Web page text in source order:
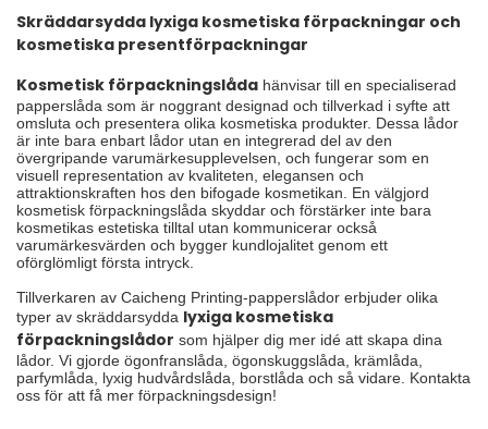
Skräddarsydda lyxiga kosmetiska förpackningar och
kosmetiska presentförpackningar
Kosmetisk förpackningslåda hänvisar till en specialiserad
papperslåda som är noggrant designad och tillverkad i syfte att
omsluta och presentera olika kosmetiska produkter. Dessa lådor
är inte bara enbart lådor utan en integrerad del av den
övergripande varumärkesupplevelsen, och fungerar som en
visuell representation av kvaliteten, elegansen och
attraktionskraften hos den bifogade kosmetikan. En välgjord
kosmetisk förpackningslåda skyddar och förstärker inte bara
kosmetikas estetiska tilltal utan kommunicerar också
varumärkesvärden och bygger kundlojalitet genom ett
oförglömligt första intryck.
Tillverkaren av Caicheng Printing-papperslådor erbjuder olika
typer av skräddarsydda lyxiga kosmetiska
förpackningslådor som hjälper dig mer idé att skapa dina
lådor. Vi gjorde ögonfranslåda, ögonskuggslåda, krämlåda,
parfymlåda, lyxig hudvårdslåda, borstlåda och så vidare. Kontakta
oss för att få mer förpackningsdesign!